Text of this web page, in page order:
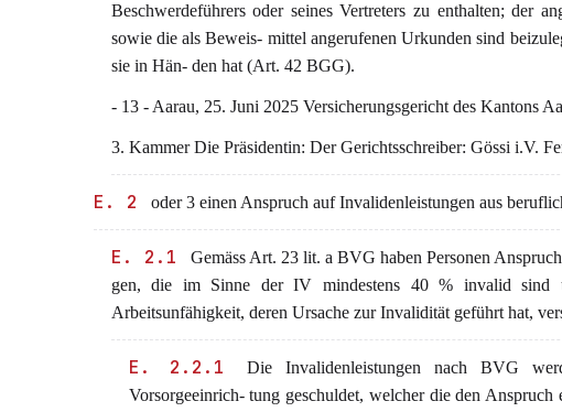
Beschwerdeführers oder seines Vertreters zu enthalten; der
sowie die als Beweis- mittel angerufenen Urkunden sind
sie in Hän- den hat (Art. 42 BGG).
- 13 - Aarau, 25. Juni 2025 Versicherungsgericht des Kantons
3. Kammer Die Präsidentin: Der Gerichtsschreiber: Gössi i.V.
E. 2 oder 3 einen Anspruch auf Invalidenleistungen aus
E. 2.1
Gemäss Art. 23 lit. a BVG haben Personen
gen, die im Sinne der IV mindestens 40 % invalid sind
Arbeitsunfähigkeit, deren Ursache zur Invalidität geführt hat,
E. 2.2.1
Die Invalidenleistungen nach BVG
Vorsorgeeinrich- tung geschuldet, welcher die den Anspruch